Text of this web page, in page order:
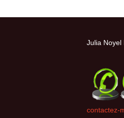
Julia Noyel
contactez-